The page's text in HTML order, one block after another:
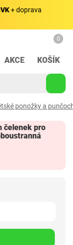
+ doprava
AKCE
0
KOŠÍK
ponožky a
čelenek pro